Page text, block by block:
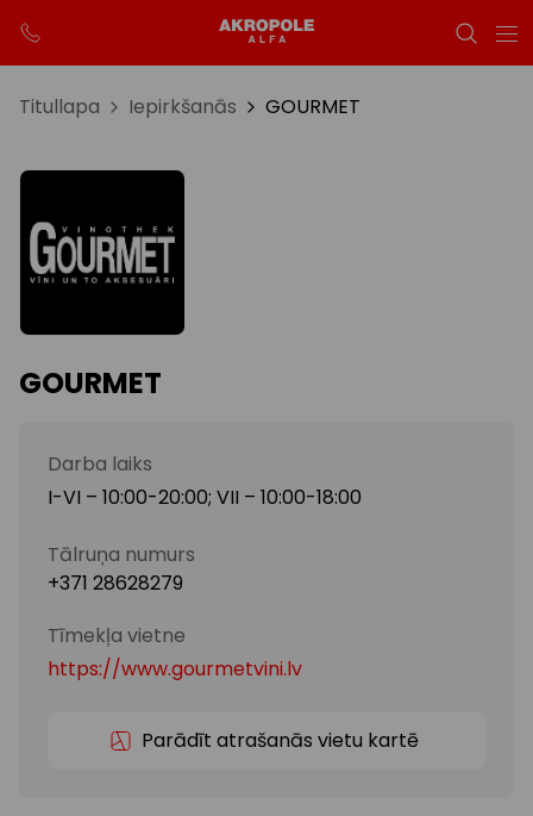
Titullapa Iepirkšanās GOURMET
GOURMET
Darba laiks
I-VI – 10:00-20:00; VII – 10:00-18:00
Tālruņa numurs
+371 28628279
Tīmekļa vietne
https://www.gourmetvini.lv
Parādīt atrašanās vietu kartē